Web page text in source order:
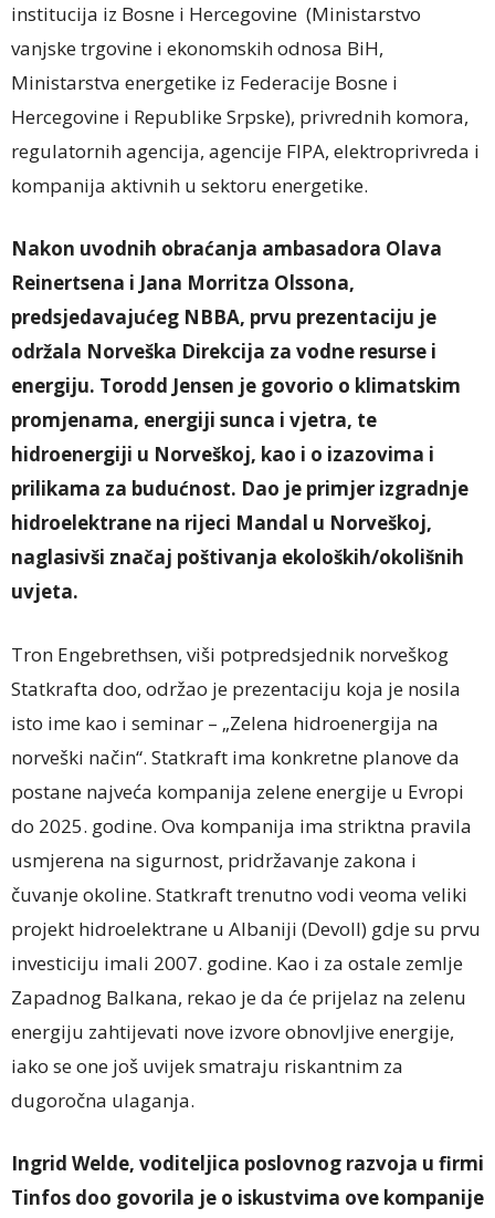
institucija iz Bosne i Hercegovine (Ministarstvo
vanjske trgovine i ekonomskih odnosa BiH,
Ministarstva energetike iz Federacije Bosne i
Hercegovine i Republike Srpske), privrednih komora,
regulatornih agencija, agencije FIPA, elektroprivreda i
kompanija aktivnih u sektoru energetike.
Nakon uvodnih obraćanja ambasadora Olava
Reinertsena i Jana Morritza Olssona,
predsjedavajućeg NBBA, prvu prezentaciju je
održala Norveška Direkcija za vodne resurse i
energiju. Torodd Jensen je govorio o klimatskim
promjenama, energiji sunca i vjetra, te
hidroenergiji u Norveškoj, kao i o izazovima i
prilikama za budućnost. Dao je primjer izgradnje
hidroelektrane na rijeci Mandal u Norveškoj,
naglasivši značaj poštivanja ekoloških/okolišnih
uvjeta.
Tron Engebrethsen, viši potpredsjednik norveškog
Statkrafta doo, održao je prezentaciju koja je nosila
isto ime kao i seminar – „Zelena hidroenergija na
norveški način“. Statkraft ima konkretne planove da
postane najveća kompanija zelene energije u Evropi
do 2025. godine. Ova kompanija ima striktna pravila
usmjerena na sigurnost, pridržavanje zakona i
čuvanje okoline. Statkraft trenutno vodi veoma veliki
projekt hidroelektrane u Albaniji (Devoll) gdje su prvu
investiciju imali 2007. godine. Kao i za ostale zemlje
Zapadnog Balkana, rekao je da će prijelaz na zelenu
energiju zahtijevati nove izvore obnovljive energije,
iako se one još uvijek smatraju riskantnim za
dugoročna ulaganja.
Ingrid Welde, voditeljica poslovnog razvoja u firmi
Tinfos doo govorila je o iskustvima ove kompanije